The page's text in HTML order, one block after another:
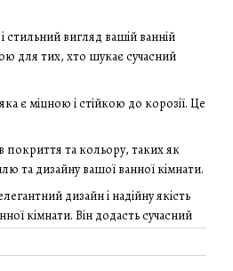
стильний вигляд вашій ванній
для тих, хто шукає сучасний
є міцною і стійкою до корозії. Це
покриття та кольору, таких як
та дизайну вашої ванної кімнати.
дизайн і надійну якість
кімнати. Він додасть сучасний